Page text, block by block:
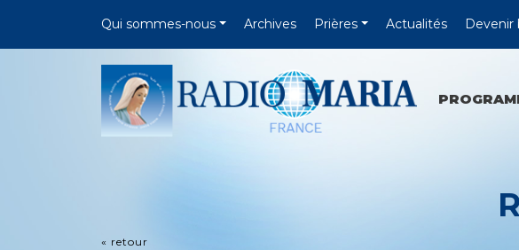
Qui sommes-nous Archives Prières Actualités Devenir
« retour